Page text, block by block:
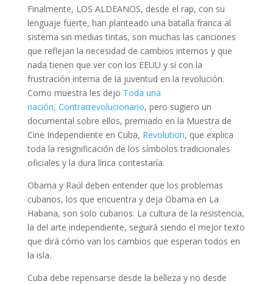
Finalmente, LOS ALDEANOS, desde el rap, con su
lenguaje fuerte, han planteado una batalla franca al
sistema sin medias tintas, son muchas las canciones
que reflejan la necesidad de cambios internos y que
nada tienen que ver con los EEUU y sí con la
frustración interna de la juventud en la revolución.
Como muestra les dejo Toda una
nación, Contrarrevolucionario, pero sugiero un
documental sobre ellos, premiado en la Muestra de
Cine Independiente en Cuba, Revolution, que explica
toda la resignificación de los símbolos tradicionales
oficiales y la dura lírica contestaría.
Obama y Raúl deben entender que los problemas
cubanos, los que encuentra y deja Obama en La
Habana, son solo cubanos. La cultura de la resistencia,
la del arte independiente, seguirá siendo el mejor texto
que dirá cómo van los cambios que esperan todos en
la isla.
Cuba debe repensarse desde la belleza y no desde